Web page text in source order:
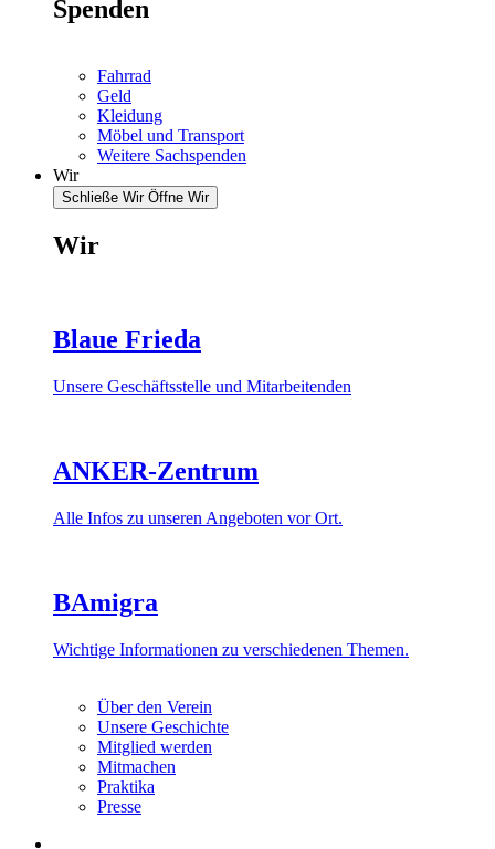
Spenden
Fahrrad
Geld
Kleidung
Möbel und Transport
Weitere Sachspenden
Wir
Schließe Wir Öffne Wir
Wir
Blaue Frieda
Unsere Geschäftsstelle und Mitarbeitenden
ANKER-Zentrum
Alle Infos zu unseren Angeboten vor Ort.
BAmigra
Wichtige Informationen zu verschiedenen Themen.
Über den Verein
Unsere Geschichte
Mitglied werden
Mitmachen
Praktika
Presse